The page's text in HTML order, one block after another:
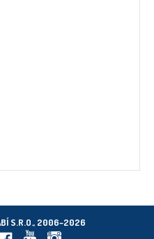
S.R.O., 2006–2026